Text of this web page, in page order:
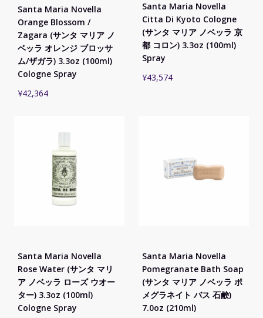
Santa Maria Novella
Orange Blossom /
Zagara (サンタ マリア ノ
ベッラ オレンジ ブロッサ
ム/ザガラ) 3.3oz (100ml)
Cologne Spray
¥42,364
Santa Maria Novella
Citta Di Kyoto Cologne
(サンタ マリア ノベッラ 京
都 コロン) 3.3oz (100ml)
Spray
¥43,574
Santa Maria Novella
Rose Water (サンタ マリ
ア ノベッラ ローズ ウオー
ター) 3.3oz (100ml)
Cologne Spray
Santa Maria Novella
Pomegranate Bath Soap
(サンタ マリア ノベッラ ポ
メグラネイト バス 石鹸)
7.0oz (210ml)